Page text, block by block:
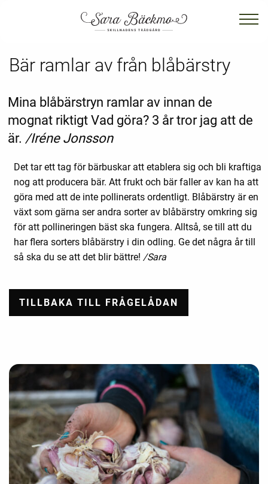
Bär ramlar av från blåbärstry
Mina blåbärstryn ramlar av innan de
mognat riktigt Vad göra? 3 år tror jag att de
är. /Iréne Jonsson
Det tar ett tag för bärbuskar att etablera sig och bli kraftiga
nog att producera bär. Att frukt och bär faller av kan ha att
göra med att de inte pollinerats ordentligt. Blåbärstry är en
växt som gärna ser andra sorter av blåbärstry omkring sig
för att pollineringen bäst ska fungera. Alltså, se till att du
har flera sorters blåbärstry i din odling. Ge det några år till
så ska du se att det blir bättre! /Sara